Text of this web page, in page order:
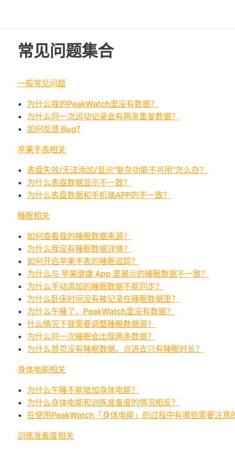
常见问题集合
一般常见问题
为什么我的PeakWatch里没有数据？
为什么同一次运动记录会有两条重复数据？
如何反馈 Bug?
苹果手表相关
表盘失效/无法添加/显示“复杂功能不可用”怎么办？
为什么表盘数据显示不一致？
为什么表盘数据和手机端APP的不一致？
睡眠相关
如何查看我的睡眠数据来源？
为什么我没有睡眠数据详情？
如何开启苹果手表的睡眠追踪？
为什么与 苹果健康 App 里展示的睡眠数据不一致？
为什么手动添加的睡眠数据不能同步？
为什么卧床时间没有被记录在睡眠数据里？
为什么午睡了，PeakWatch里没有数据？
什么情况下我需要调整睡眠数据源？
为什么同一次睡眠会出现两条数据？
为什么首页没有睡眠数据，点进去只有睡眠时长？
身体电能相关
为什么午睡不能增加身体电能？
为什么身体电能和训练准备度的情况相反？
在使用PeakWatch「身体电能」的过程中有哪些需要注意
训练准备度相关